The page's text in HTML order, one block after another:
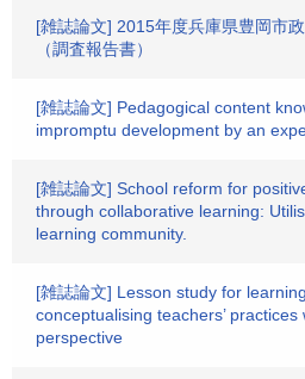
[雑誌論文] 2015年度兵庫県豊岡市
（調査報告書）
[雑誌論文] Pedagogical content
impromptu development by an
[雑誌論文] School reform for
through collaborative learning:
learning community.
[雑誌論文] Lesson study for
conceptualising teachers’
perspective